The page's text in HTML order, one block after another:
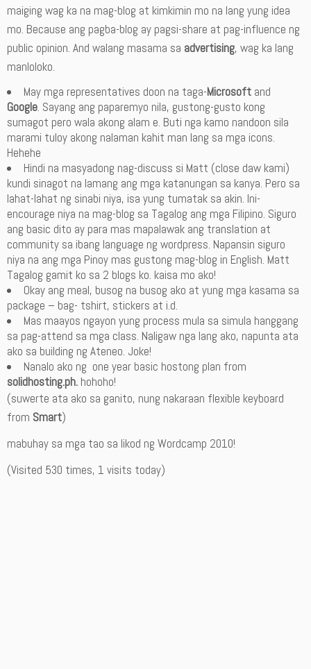
maiging wag ka na mag-blog at kimkimin mo na lang yung idea
mo. Because ang pagba-blog ay pagsi-share at pag-influence ng
public opinion. And walang masama sa advertising, wag ka lang
manloloko.
May mga representatives doon na taga-Microsoft and
Google. Sayang ang paparemyo nila, gustong-gusto kong
sumagot pero wala akong alam e. Buti nga kamo nandoon sila
marami tuloy akong nalaman kahit man lang sa mga icons.
Hehehe
Hindi na masyadong nag-discuss si Matt (close daw kami)
kundi sinagot na lamang ang mga katanungan sa kanya. Pero sa
lahat-lahat ng sinabi niya, isa yung tumatak sa akin. Ini-
encourage niya na mag-blog sa Tagalog ang mga Filipino. Siguro
ang basic dito ay para mas mapalawak ang translation at
community sa ibang language ng wordpress. Napansin siguro
niya na ang mga Pinoy mas gustong mag-blog in English. Matt
Tagalog gamit ko sa 2 blogs ko. kaisa mo ako!
Okay ang meal, busog na busog ako at yung mga kasama sa
package – bag- tshirt, stickers at i.d.
Mas maayos ngayon yung process mula sa simula hanggang
sa pag-attend sa mga class. Naligaw nga lang ako, napunta ata
ako sa building ng Ateneo. Joke!
Nanalo ako ng one year basic hostong plan from
solidhosting.ph. hohoho!
(suwerte ata ako sa ganito, nung nakaraan flexible keyboard
from Smart)
mabuhay sa mga tao sa likod ng Wordcamp 2010!
(Visited 530 times, 1 visits today)